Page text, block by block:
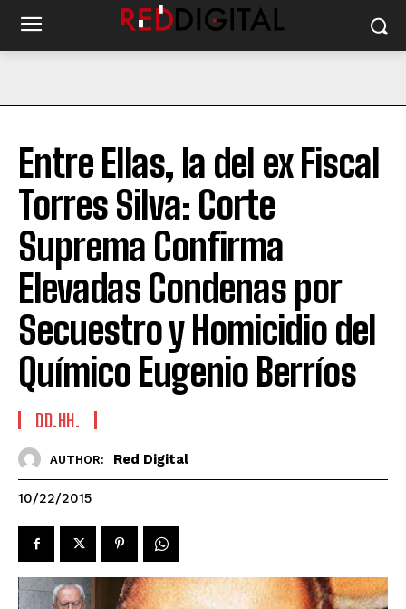
Entre Ellas, la del ex Fiscal
Torres Silva: Corte
Suprema Confirma
Elevadas Condenas por
Secuestro y Homicidio del
Químico Eugenio Berríos
DD.HH.
AUTHOR: Red Digital
10/22/2015